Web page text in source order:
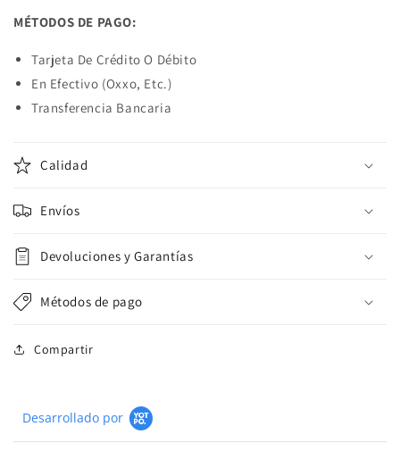
MÉTODOS DE PAGO:
Tarjeta De Crédito O Débito
En Efectivo (Oxxo, Etc.)
Transferencia Bancaria
Calidad
Envíos
Devoluciones y Garantías
Métodos de pago
Compartir
Desarrollado por